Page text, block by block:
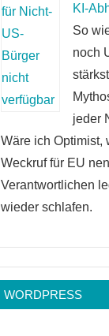
KI-
So
noch
jeder
Wäre ich Optimist,
Weckruf für EU
Verantwortlichen
wieder schlafen.
WORDPRESS